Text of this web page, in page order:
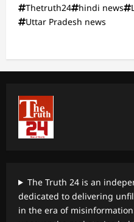
Thetruth24
hindi news
Uttar Pradesh news
The Truth 24 is an
dedicated to delivering
in the era of